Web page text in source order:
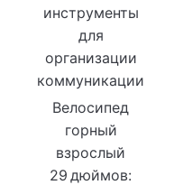
инструменты
для
организации
коммуникации
Велосипед
горный
взрослый
29 дюймов: